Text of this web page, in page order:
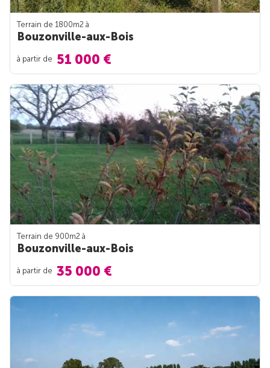
Terrain de 1800m2 à
Bouzonville-aux-Bois
à partir de 51 000 €
Terrain de 900m2 à
Bouzonville-aux-Bois
à partir de 35 000 €